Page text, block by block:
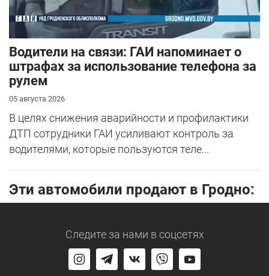
Водители на связи: ГАИ напоминает о
штрафах за использование телефона за
рулем
05 августа 2026
В целях снижения аварийности и профилактики
ДТП сотрудники ГАИ усиливают контроль за
водителями, которые пользуются теле...
Эти автомобили продают в Гродно:
Следите за нами в соцсетях